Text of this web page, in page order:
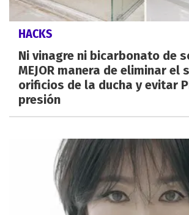
HACKS
Ni vinagre ni bicarbonato de
MEJOR manera de eliminar el
orificios de la ducha y evitar
presión